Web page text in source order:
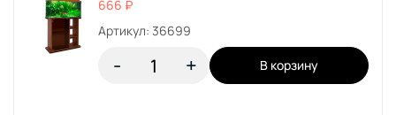
666 ₽
Артикул: 36699
- + В корзину